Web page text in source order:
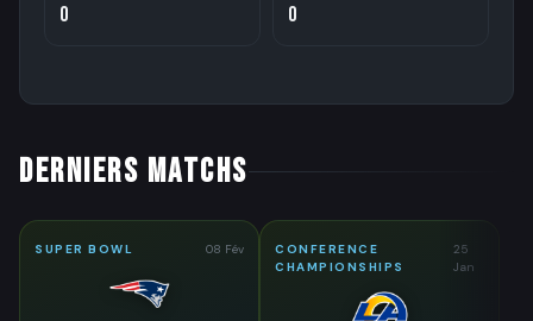
0 0
DERNIERS MATCHS
SUPER BOWL 08 Fév
CONFERENCE
CHAMPIONSHIPS
25
Jan